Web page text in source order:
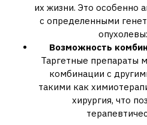
их жизни. Это особенно
с определенными
Возможность
Таргетные препараты
комбинации с
такими как
хирургия‚ что